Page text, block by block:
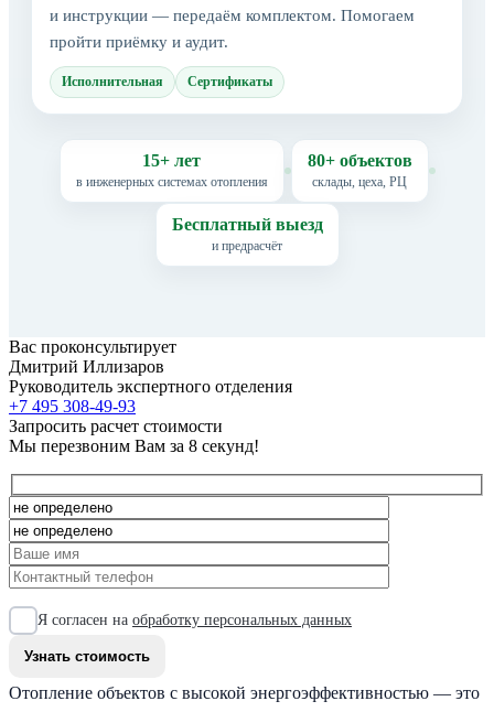
и инструкции — передаём комплектом. Помогаем
пройти приёмку и аудит.
Исполнительная Сертификаты
15+ лет
в инженерных системах отопления
80+ объектов
склады, цеха, РЦ
Бесплатный выезд
и предрасчёт
Вас проконсультирует
Дмитрий Иллизаров
Руководитель экспертного отделения
+7 495 308-49-93
Запросить расчет стоимости
Мы перезвоним Вам за 8 секунд!
Я согласен на обработку персональных данных
Отопление объектов с высокой энергоэффективностью — это